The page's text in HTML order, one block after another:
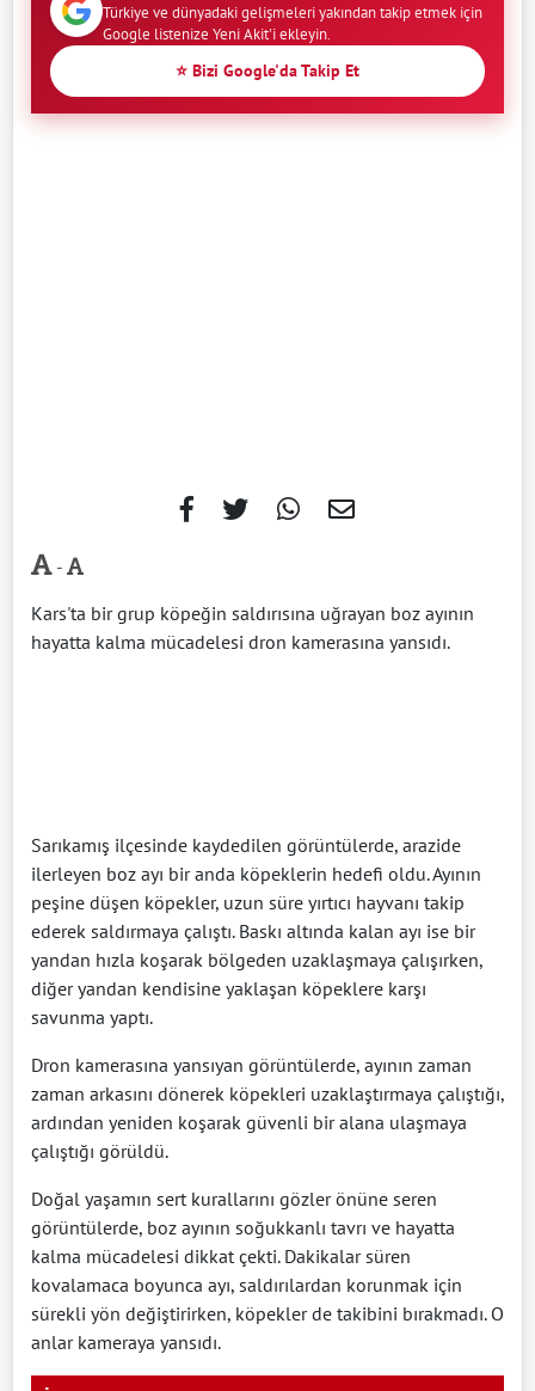
Türkiye ve dünyadaki gelişmeleri yakından takip etmek için
Google listenize Yeni Akit'i ekleyin.
⭐ Bizi Google'da Takip Et
-
Kars'ta bir grup köpeğin saldırısına uğrayan boz ayının
hayatta kalma mücadelesi dron kamerasına yansıdı.
Sarıkamış ilçesinde kaydedilen görüntülerde, arazide
ilerleyen boz ayı bir anda köpeklerin hedefi oldu. Ayının
peşine düşen köpekler, uzun süre yırtıcı hayvanı takip
ederek saldırmaya çalıştı. Baskı altında kalan ayı ise bir
yandan hızla koşarak bölgeden uzaklaşmaya çalışırken,
diğer yandan kendisine yaklaşan köpeklere karşı
savunma yaptı.
Dron kamerasına yansıyan görüntülerde, ayının zaman
zaman arkasını dönerek köpekleri uzaklaştırmaya çalıştığı,
ardından yeniden koşarak güvenli bir alana ulaşmaya
çalıştığı görüldü.
Doğal yaşamın sert kurallarını gözler önüne seren
görüntülerde, boz ayının soğukkanlı tavrı ve hayatta
kalma mücadelesi dikkat çekti. Dakikalar süren
kovalamaca boyunca ayı, saldırılardan korunmak için
sürekli yön değiştirirken, köpekler de takibini bırakmadı. O
anlar kameraya yansıdı.